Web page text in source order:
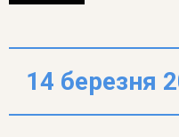
14 березня